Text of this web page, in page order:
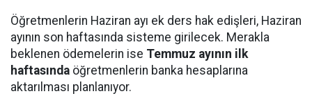
Öğretmenlerin Haziran ayı ek ders hak edişleri, Haziran
ayının son haftasında sisteme girilecek. Merakla
beklenen ödemelerin ise Temmuz ayının ilk
haftasında öğretmenlerin banka hesaplarına
aktarılması planlanıyor.